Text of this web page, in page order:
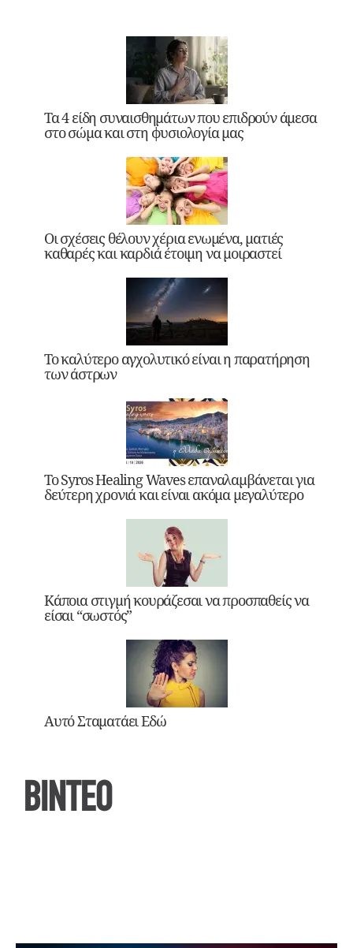
Τα 4 είδη συναισθημάτων που επιδρούν άμεσα
στο σώμα και στη φυσιολογία μας
Οι σχέσεις θέλουν χέρια ενωμένα, ματιές
καθαρές και καρδιά έτοιμη να μοιραστεί
Το καλύτερο αγχολυτικό είναι η παρατήρηση
των άστρων
Το Syros Healing Waves επαναλαμβάνεται για
δεύτερη χρονιά και είναι ακόμα μεγαλύτερο
Κάποια στιγμή κουράζεσαι να προσπαθείς να
είσαι “σωστός”
Αυτό Σταματάει Εδώ
ΒΙΝΤΕΟ